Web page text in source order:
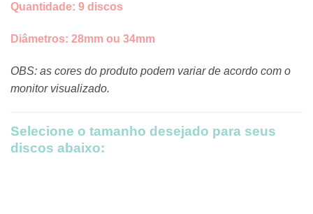
Quantidade: 9 discos
Diâmetros: 28mm ou 34mm
OBS: as cores do produto podem variar de acordo com o
monitor visualizado.
Selecione o tamanho desejado para seus
discos abaixo: